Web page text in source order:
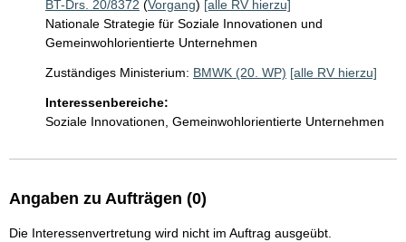
BT-Drs. 20/8372 (Vorgang) [alle RV hierzu]
Nationale Strategie für Soziale Innovationen und
Gemeinwohlorientierte Unternehmen
Zuständiges Ministerium: BMWK (20. WP) [alle RV hierzu]
Interessenbereiche:
Soziale Innovationen, Gemeinwohlorientierte Unternehmen
Angaben zu Aufträgen (0)
Die Interessenvertretung wird nicht im Auftrag ausgeübt.